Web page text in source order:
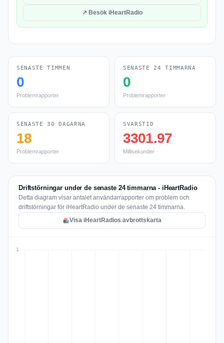
↗ Besök iHeartRadio
SENASTE TIMMEN
0
Problemrapporter
SENASTE 24 TIMMARNA
0
Problemrapporter
SENASTE 30 DAGARNA
18
Problemrapporter
SVARSTID
3301.97
Millisekunder
Driftstörningar under de senaste 24 timmarna - iHeartRadio
Detta diagram visar antalet användarrapporter om problem och
driftstörningar för iHeartRadio under de senaste 24 timmarna.
Visa iHeartRadios avbrottskarta